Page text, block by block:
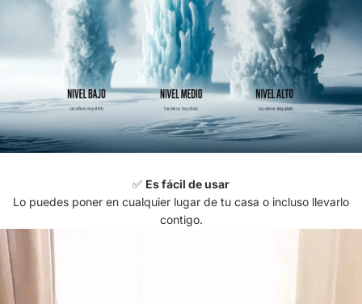
✅ Es fácil de usar
Lo puedes poner en cualquier lugar de tu casa o incluso llevarlo
contigo.